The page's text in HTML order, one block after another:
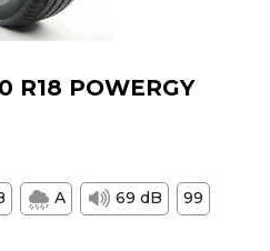
R18 POWERGY
A 69 dB
99